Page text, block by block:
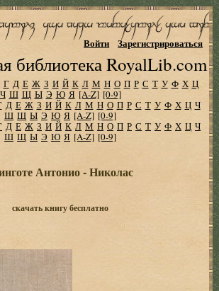
библиотека RoyalLib.com
Войти Зарегистрироваться
Г Д Е Ж З И Й К Л М Н О П Р С Т У Ф Х Ц
Ч Ш Щ Ы Э Ю Я [A-Z] [0-9]
Д Е Ж З И Й К Л М Н О П Р С Т У Ф Х Ц Ч
Ш Щ Ы Э Ю Я [A-Z] [0-9]
Д Е Ж З И Й К Л М Н О П Р С Т У Ф Х Ц Ч
Ш Щ Ы Э Ю Я [A-Z] [0-9]
Антонио - Николас
скачать книгу бесплатно